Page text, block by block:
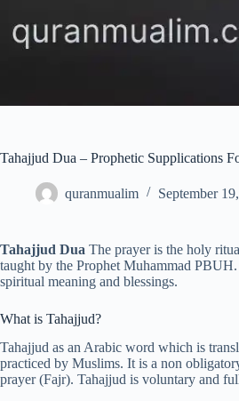
Tahajjud Dua – Prophetic Supplications
quranmualim September
Tahajjud Dua The prayer is the holy
taught by the Prophet Muhammad
spiritual meaning and blessings.
What is Tahajjud?
Tahajjud as an Arabic word which is
practiced by Muslims. It is a non
prayer (Fajr). Tahajjud is voluntary and